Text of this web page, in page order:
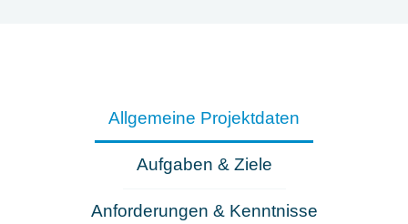
Allgemeine Projektdaten
Aufgaben & Ziele
Anforderungen & Kenntnisse